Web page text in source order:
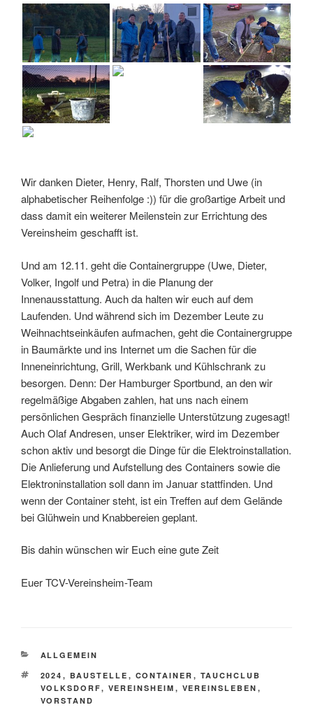
Wir danken Dieter, Henry, Ralf, Thorsten und Uwe (in
alphabetischer Reihenfolge :)) für die großartige Arbeit und
dass damit ein weiterer Meilenstein zur Errichtung des
Vereinsheim geschafft ist.
Und am 12.11. geht die Containergruppe (Uwe, Dieter,
Volker, Ingolf und Petra) in die Planung der
Innenausstattung. Auch da halten wir euch auf dem
Laufenden. Und während sich im Dezember Leute zu
Weihnachtseinkäufen aufmachen, geht die Containergruppe
in Baumärkte und ins Internet um die Sachen für die
Inneneinrichtung, Grill, Werkbank und Kühlschrank zu
besorgen. Denn: Der Hamburger Sportbund, an den wir
regelmäßige Abgaben zahlen, hat uns nach einem
persönlichen Gespräch finanzielle Unterstützung zugesagt!
Auch Olaf Andresen, unser Elektriker, wird im Dezember
schon aktiv und besorgt die Dinge für die Elektroinstallation.
Die Anlieferung und Aufstellung des Containers sowie die
Elektroninstallation soll dann im Januar stattfinden. Und
wenn der Container steht, ist ein Treffen auf dem Gelände
bei Glühwein und Knabbereien geplant.
Bis dahin wünschen wir Euch eine gute Zeit
Euer TCV-Vereinsheim-Team
KATEGORIEN
ALLGEMEIN
SCHLAGWÖRTER
2024 , BAUSTELLE , CONTAINER , TAUCHCLUB
VOLKSDORF, VEREINSHEIM , VEREINSLEBEN ,
VORSTAND